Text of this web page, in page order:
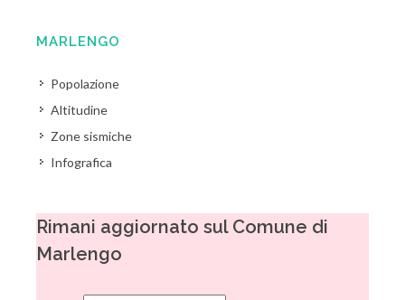
MARLENGO
Popolazione
Altitudine
Zone sismiche
Infografica
Rimani aggiornato sul Comune di
Marlengo